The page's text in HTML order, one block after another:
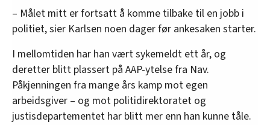
– Målet mitt er fortsatt å komme tilbake til en jobb i
politiet, sier Karlsen noen dager før ankesaken starter.
I mellomtiden har han vært sykemeldt ett år, og
deretter blitt plassert på AAP-ytelse fra Nav.
Påkjenningen fra mange års kamp mot egen
arbeidsgiver – og mot politidirektoratet og
justisdepartementet har blitt mer enn han kunne tåle.